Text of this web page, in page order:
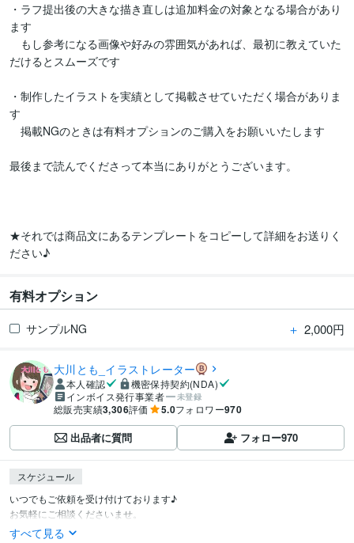
・ラフ提出後の大きな描き直しは追加料金の対象となる場合があり
ます
もし参考になる画像や好みの雰囲気があれば、最初に教えていた
だけるとスムーズです
・制作したイラストを実績として掲載させていただく場合がありま
す
掲載NGのときは有料オプションのご購入をお願いいたします
最後まで読んでくださって本当にありがとうございます。
★それでは商品文にあるテンプレートをコピーして詳細をお送りく
ださい♪
有料オプション
サンプルNG ＋ 2,000円
大川とも_イラストレーター
本人確認
機密保持契約(NDA)
インボイス発行事業者
未登録
総販売実績3,306評価 5.0フォロワー970
出品者に質問 フォロー970
スケジュール
いつでもご依頼を受け付けております♪
お気軽にご相談くださいませ。
すべて見る